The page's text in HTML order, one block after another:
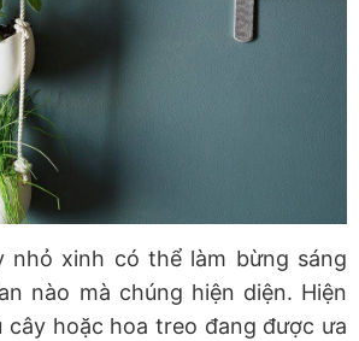
nhỏ xinh có thể làm bừng sáng
nào mà chúng hiện diện. Hiện
cây hoặc hoa treo đang được ưa